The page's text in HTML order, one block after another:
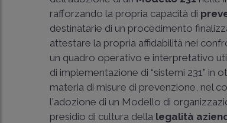
rafforzando la propria capacità di
destinatarie di un procedimento
attestare la propria affidabilità nei
un quadro operativo e interpretativo
di implementazione di “sistemi 231” in
materia di misure di prevenzione, nel
l'adozione di un Modello di
presidio di cultura della legalità